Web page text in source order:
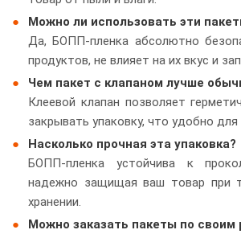
Можно ли использовать эти
Да, БОПП-пленка абсолютно
продуктов, не влияет на их вкус и
Чем пакет с клапаном лучше
Клеевой клапан позволяет
закрывать упаковку, что удобно
Насколько прочная эта упаковка?
БОПП-пленка устойчива к
надежно защищая ваш товар при
хранении.
Можно заказать пакеты по своим